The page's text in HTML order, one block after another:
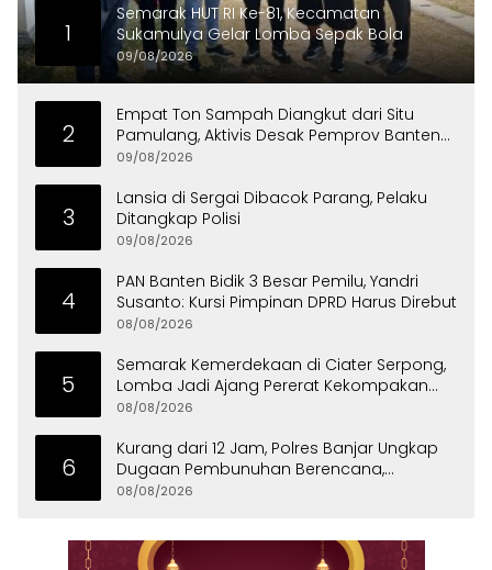
1
Semarak HUT RI Ke-81, Kecamatan
Sukamulya Gelar Lomba Sepak Bola
09/08/2026
2
Empat Ton Sampah Diangkut dari Situ
Pamulang, Aktivis Desak Pemprov Banten
Peduli Lingkungan
09/08/2026
3
Lansia di Sergai Dibacok Parang, Pelaku
Ditangkap Polisi
09/08/2026
4
PAN Banten Bidik 3 Besar Pemilu, Yandri
Susanto: Kursi Pimpinan DPRD Harus Direbut
08/08/2026
5
Semarak Kemerdekaan di Ciater Serpong,
Lomba Jadi Ajang Pererat Kekompakan
Warga
08/08/2026
6
Kurang dari 12 Jam, Polres Banjar Ungkap
Dugaan Pembunuhan Berencana,
Tersangka Diciduk di Bandung
08/08/2026